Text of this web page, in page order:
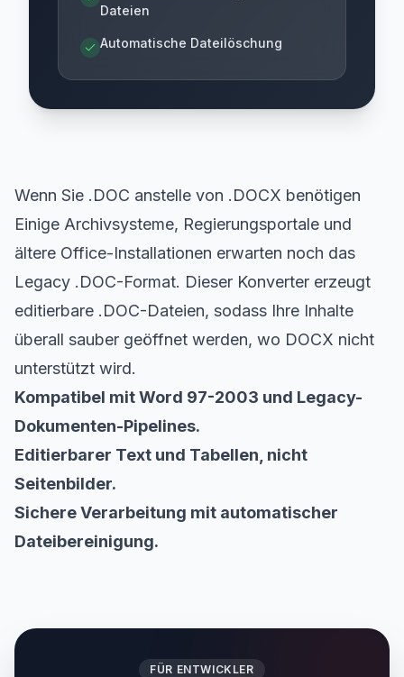
Dateien
Automatische Dateilöschung
Wenn Sie .DOC anstelle von .DOCX benötigen
Einige Archivsysteme, Regierungsportale und
ältere Office-Installationen erwarten noch das
Legacy .DOC-Format. Dieser Konverter erzeugt
editierbare .DOC-Dateien, sodass Ihre Inhalte
überall sauber geöffnet werden, wo DOCX nicht
unterstützt wird.
Kompatibel mit Word 97-2003 und Legacy-
Dokumenten-Pipelines.
Editierbarer Text und Tabellen, nicht
Seitenbilder.
Sichere Verarbeitung mit automatischer
Dateibereinigung.
FÜR ENTWICKLER